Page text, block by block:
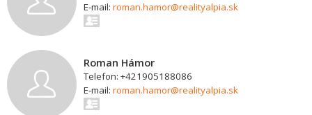
E-mail: roman.hamor@realityalpia.sk
Roman Hámor
Telefon: +421905188086
E-mail: roman.hamor@realityalpia.sk